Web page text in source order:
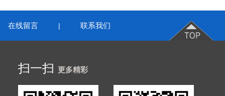
在线留言 | 联系我们
扫一扫 更多精彩